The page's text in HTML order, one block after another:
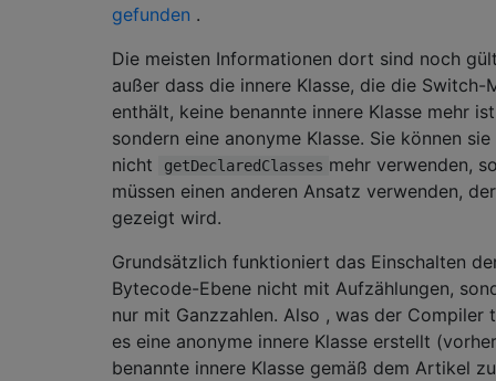
gefunden .
Die meisten Informationen dort sind noch
außer dass die innere Klasse, die die Switch-
enthält, keine benannte innere Klasse mehr
sondern eine anonyme Klasse. Sie können sie
nicht
getDeclaredClasses mehr verwenden,
müssen einen anderen Ansatz verwenden,
gezeigt wird.
Grundsätzlich funktioniert das Einschalten
Bytecode-Ebene nicht mit Aufzählungen,
nur mit Ganzzahlen. Also , was der Compiler
es eine anonyme innere Klasse erstellt
benannte innere Klasse gemäß dem Artikel zu